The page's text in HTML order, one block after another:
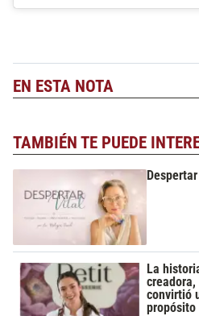
EN ESTA NOTA
TAMBIÉN TE PUEDE
La
convirtió
propósito